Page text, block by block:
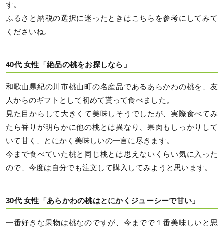
す。
ふるさと納税の選択に迷ったときはこちらを参考にしてみて
くださいね。
40代 女性「絶品の桃をお探しなら」
和歌山県紀の川市桃山町の名産品であるあらかわの桃を、友
人からのギフトとして初めて貰って食べました。
見た目からして大きくて美味しそうでしたが、実際食べてみ
たら香りが明らかに他の桃とは異なり、果肉もしっかりして
いて甘く、とにかく美味しいの一言に尽きます。
今まで食べていた桃と同じ桃とは思えないくらい気に入った
ので、今度は自分でも注文して購入してみようと思います。
30代 女性「あらかわの桃はとにかくジューシーで甘い」
一番好きな果物は桃なのですが、今までで１番美味しいと思